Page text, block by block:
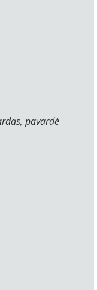
pavardė